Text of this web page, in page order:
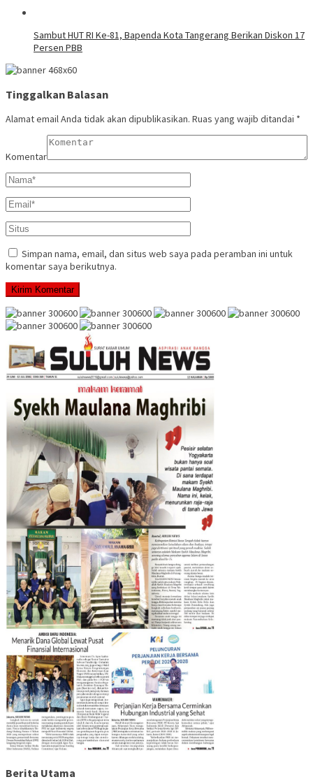
Sambut HUT RI Ke-81, Bapenda Kota Tangerang Berikan Diskon 17
Persen PBB
Tinggalkan Balasan
Alamat email Anda tidak akan dipublikasikan. Ruas yang wajib ditandai *
Komentar
Simpan nama, email, dan situs web saya pada peramban ini untuk
komentar saya berikutnya.
Berita Utama